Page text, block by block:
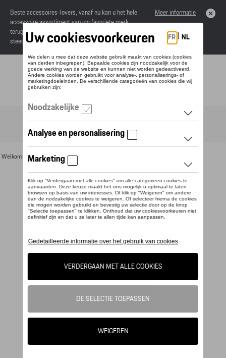
Beste accessoires-lovers, vanaf nu kan u het hele
accessoire assortiment van uw favoriete merk
terugvinden in de online catalogus. Deze kunnen
steeds besteld worden via uw dealer.
Meer informatie
Toggle navigation
Welkom >Voor u >Bureau benodigdheden